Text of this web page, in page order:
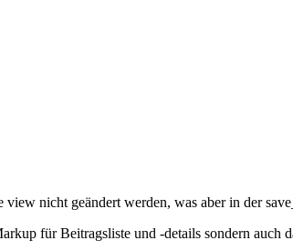
nicht geändert werden, was aber in der
für Beitragsliste und -details sondern auch